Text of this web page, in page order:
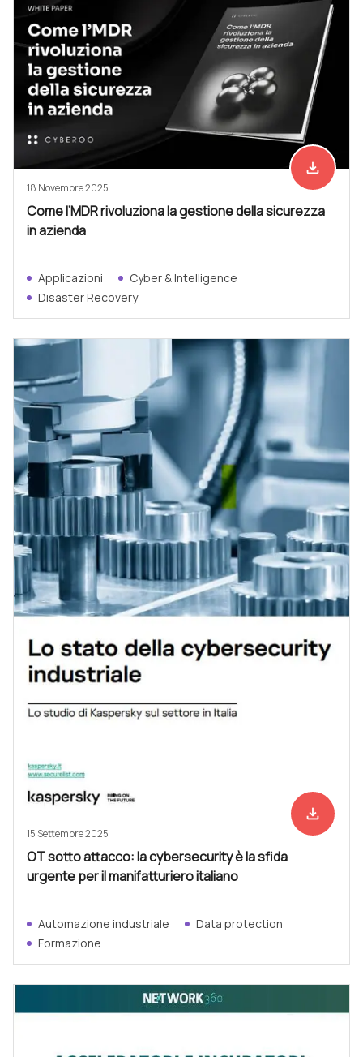
Scarica
file_download
18 Novembre 2025
Come l’MDR rivoluziona la gestione della sicurezza
in azienda
Applicazioni
Cyber & Intelligence
Disaster Recovery
Scarica
file_download
15 Settembre 2025
OT sotto attacco: la cybersecurity è la sfida
urgente per il manifatturiero italiano
Automazione industriale
Data protection
Formazione